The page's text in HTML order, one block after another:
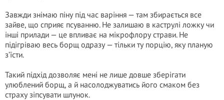
Завжди знімаю піну під час варіння — там збирається все
зайве, що сприяє псуванню. Не залишаю в каструлі ложку чи
інші прилади — це впливає на мікрофлору страви. Не
підігріваю весь борщ одразу — тільки ту порцію, яку планую
з’їсти.
Такий підхід дозволяє мені не лише довше зберігати
улюблений борщ, а й насолоджуватись його смаком без
страху зіпсувати шлунок.